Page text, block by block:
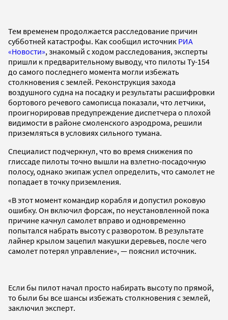
Тем временем продолжается расследование причин
субботней катастрофы. Как сообщил источник РИА
«Новости», знакомый с ходом расследования, эксперты
пришли к предварительному выводу, что пилоты Ту-154
до самого последнего момента могли избежать
столкновения с землей. Реконструкция захода
воздушного судна на посадку и результаты расшифровки
бортового речевого самописца показали, что летчики,
проигнорировав предупреждение диспетчера о плохой
видимости в районе смоленского аэродрома, решили
приземляться в условиях сильного тумана.
Специалист подчеркнул, что во время снижения по
глиссаде пилоты точно вышли на взлетно-посадочную
полосу, однако экипаж успел определить, что самолет не
попадает в точку приземления.
«В этот момент командир корабля и допустил роковую
ошибку. Он включил форсаж, по неустановленной пока
причине качнул самолет вправо и одновременно
попытался набрать высоту с разворотом. В результате
лайнер крылом зацепил макушки деревьев, после чего
самолет потерял управление», — пояснил источник.
Если бы пилот начал просто набирать высоту по прямой,
то были бы все шансы избежать столкновения с землей,
заключил эксперт.